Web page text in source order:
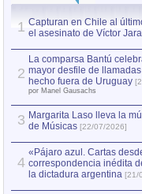
1 Capturan en Chile al
el asesinato de Víctor Jara
2
La comparsa Bantú
mayor desfile de
hecho fuera de Uruguay
por Manel Gausachs
3 Margarita Laso lleva la
de Músicas [22/07/2026]
4
«Pájaro azul. Cartas
correspondencia inédita
la dictadura argentina [21/